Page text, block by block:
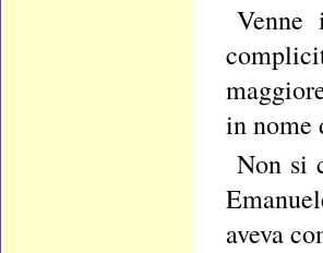
in nome
Non si
aveva